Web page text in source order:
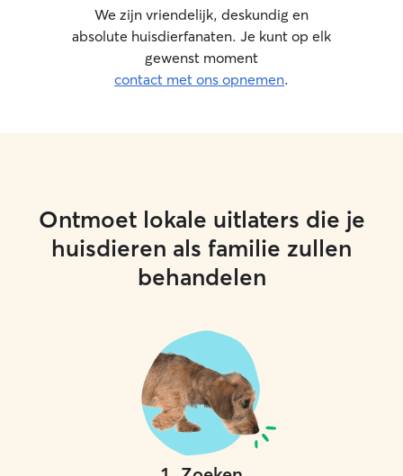
We zijn vriendelijk, deskundig en
absolute huisdierfanaten. Je kunt op elk
gewenst moment
contact met ons opnemen.
Ontmoet lokale uitlaters die je
huisdieren als familie zullen
behandelen